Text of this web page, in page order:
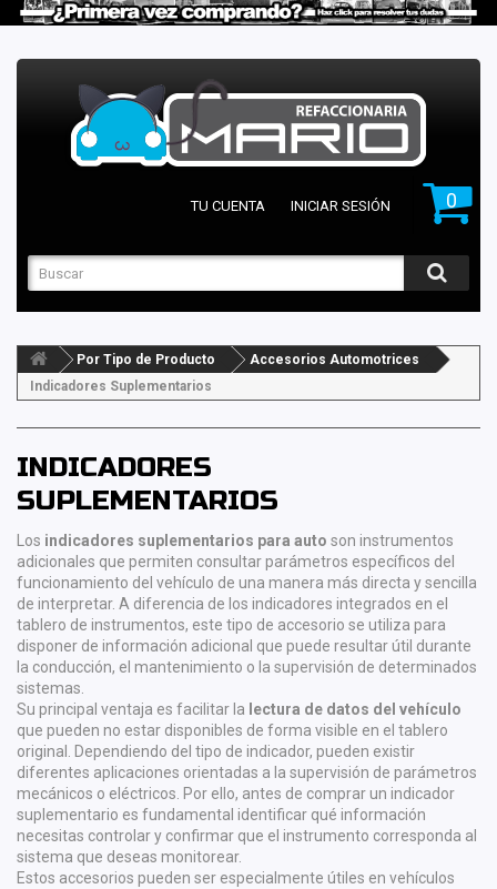
0
TU CUENTA INICIAR SESIÓN
Por Tipo de Producto
Accesorios Automotrices
Indicadores Suplementarios
INDICADORES
SUPLEMENTARIOS
Los indicadores suplementarios para auto son instrumentos
adicionales que permiten consultar parámetros específicos del
funcionamiento del vehículo de una manera más directa y sencilla
de interpretar. A diferencia de los indicadores integrados en el
tablero de instrumentos, este tipo de accesorio se utiliza para
disponer de información adicional que puede resultar útil durante
la conducción, el mantenimiento o la supervisión de determinados
sistemas.
Su principal ventaja es facilitar la lectura de datos del vehículo
que pueden no estar disponibles de forma visible en el tablero
original. Dependiendo del tipo de indicador, pueden existir
diferentes aplicaciones orientadas a la supervisión de parámetros
mecánicos o eléctricos. Por ello, antes de comprar un indicador
suplementario es fundamental identificar qué información
necesitas controlar y confirmar que el instrumento corresponda al
sistema que deseas monitorear.
Estos accesorios pueden ser especialmente útiles en vehículos